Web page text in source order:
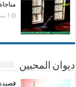
1 سبتمبر، 2024
ديوان المحبين